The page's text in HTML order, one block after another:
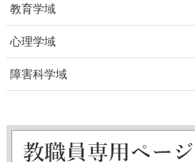
教育学域
心理学域
障害科学域